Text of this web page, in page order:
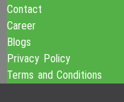
Contact
Career
Blogs
Privacy Policy
Terms and Conditions